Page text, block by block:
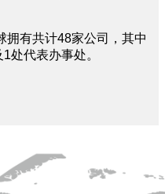
拥有共计48家公司，其中
处代表办事处。